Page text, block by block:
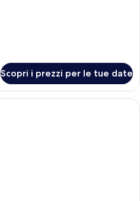
Scopri i prezzi per le tue date
Una camera d'albergo con due letti,